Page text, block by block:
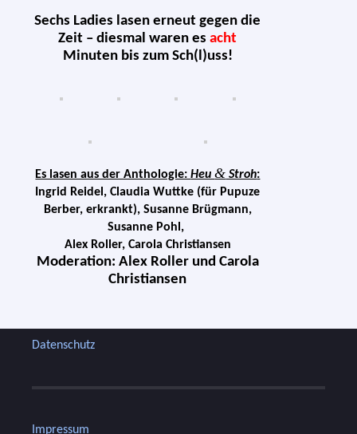
Sechs Ladies lasen erneut gegen die
Zeit – dies­mal waren esacht
Minuten bis zum Sch(l)uss!
Es lasen aus der Anthologie:Heu& Stroh:
Ingrid Reidel, Claudia Wuttke (für Pupuze
Berber, erkrankt), Susanne Brügmann,
Susanne Pohl,
Alex Roller, Carola Christiansen
Moderation: Alex Roller und Carola
Christiansen
Datenschutz
Impressum